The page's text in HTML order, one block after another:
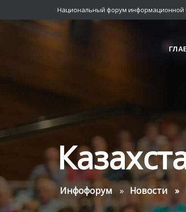
Национальный форум информационной
Инфофорум Новости